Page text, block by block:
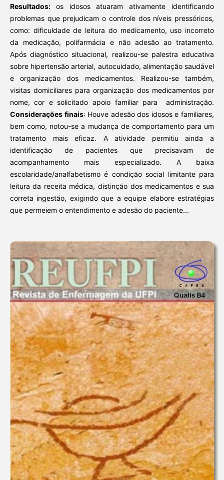
Resultados: os idosos atuaram ativamente identificando
problemas que prejudicam o controle dos níveis pressóricos,
como: dificuldade de leitura do medicamento, uso incorreto
da medicação, polifarmácia e não adesão ao tratamento.
Após diagnóstico situacional, realizou-se palestra educativa
sobre hipertensão arterial, autocuidado, alimentação saudável
e organização dos medicamentos. Realizou-se também,
visitas domiciliares para organização dos medicamentos por
nome, cor e solicitado apoio familiar para administração.
Considerações finais: Houve adesão dos idosos e familiares,
bem como, notou-se a mudança de comportamento para um
tratamento mais eficaz. A atividade permitiu ainda a
identificação de pacientes que precisavam de
acompanhamento mais especializado. A baixa
escolaridade/analfabetismo é condição social limitante para
leitura da receita médica, distinção dos medicamentos e sua
correta ingestão, exigindo que a equipe elabore estratégias
que permeiem o entendimento e adesão do paciente...